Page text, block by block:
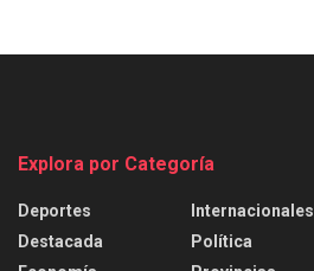
Explora por Categoría
Deportes
Destacada
Internacionales
Política